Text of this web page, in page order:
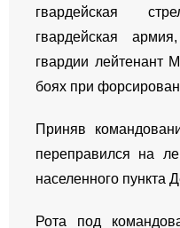
гвардейская
гвардейская
гвардии лейтенант
боях при
Приняв
переправился на
населенного пункта
Рота под